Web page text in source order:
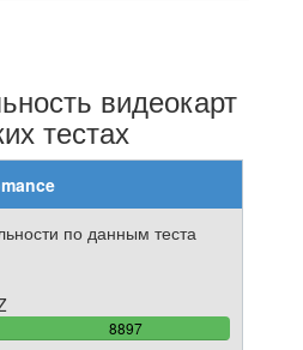
видеокарт
тестах
по данным теста
8897
100%